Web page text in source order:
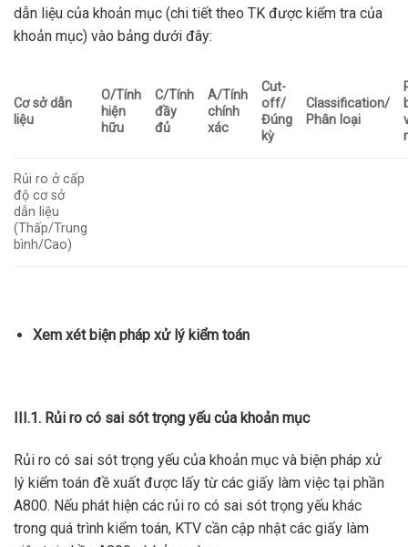
dẫn liệu của khoản mục (chi tiết theo TK được kiểm tra của
khoản mục) vào bảng dưới đây:
Cơ sở dẫn
liệu
O/Tính
hiện
hữu
C/Tính
đầy
đủ
A/Tính
chính
xác
Cut-
off/
Đúng
kỳ
Classification/
Phân loại
Rủi ro ở cấp
độ cơ sở
dẫn liệu
(Thấp/Trung
bình/Cao)
Xem xét biện pháp xử lý kiểm toán
III.1. Rủi ro có sai sót trọng yếu của khoản mục
Rủi ro có sai sót trọng yếu của khoản mục và biện pháp xử
lý kiểm toán đề xuất được lấy từ các giấy làm việc tại phần
A800. Nếu phát hiện các rủi ro có sai sót trọng yếu khác
trong quá trình kiểm toán, KTV cần cập nhật các giấy làm